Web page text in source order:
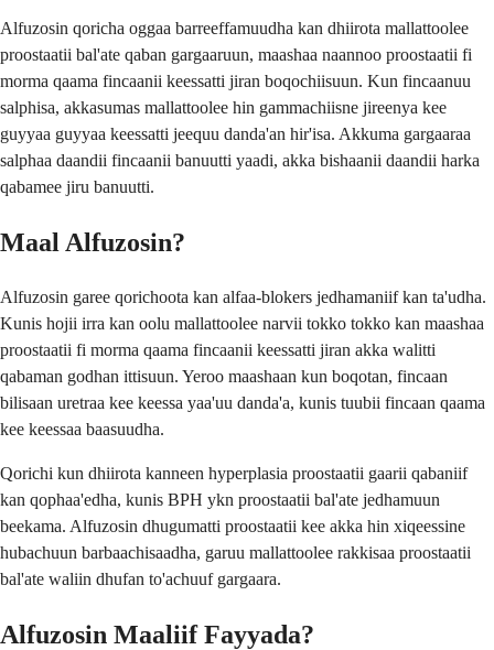
Alfuzosin qoricha oggaa barreeffamuudha kan dhiirota mallattoolee
proostaatii bal'ate qaban gargaaruun, maashaa naannoo proostaatii fi
morma qaama fincaanii keessatti jiran boqochiisuun. Kun fincaanuu
salphisa, akkasumas mallattoolee hin gammachiisne jireenya kee
guyyaa guyyaa keessatti jeequu danda'an hir'isa. Akkuma gargaaraa
salphaa daandii fincaanii banuutti yaadi, akka bishaanii daandii harka
qabamee jiru banuutti.
Maal Alfuzosin?
Alfuzosin garee qorichoota kan alfaa-blokers jedhamaniif kan ta'udha.
Kunis hojii irra kan oolu mallattoolee narvii tokko tokko kan maashaa
proostaatii fi morma qaama fincaanii keessatti jiran akka walitti
qabaman godhan ittisuun. Yeroo maashaan kun boqotan, fincaan
bilisaan uretraa kee keessa yaa'uu danda'a, kunis tuubii fincaan qaama
kee keessaa baasuudha.
Qorichi kun dhiirota kanneen hyperplasia proostaatii gaarii qabaniif
kan qophaa'edha, kunis BPH ykn proostaatii bal'ate jedhamuun
beekama. Alfuzosin dhugumatti proostaatii kee akka hin xiqeessine
hubachuun barbaachisaadha, garuu mallattoolee rakkisaa proostaatii
bal'ate waliin dhufan to'achuuf gargaara.
Alfuzosin Maaliif Fayyada?